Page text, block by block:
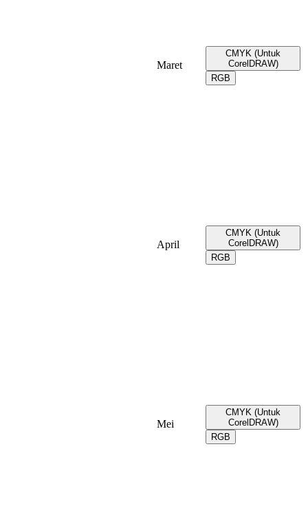
Maret
CMYK (Untuk
CorelDRAW)
RGB
April
CMYK (Untuk
CorelDRAW)
RGB
Mei
CMYK (Untuk
CorelDRAW)
RGB